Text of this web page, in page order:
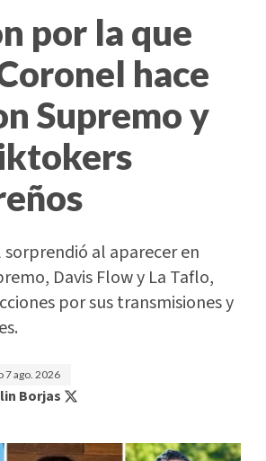
por la que
hace
Supremo y
sorprendió al aparecer en
Davis Flow y La Taflo,
por sus transmisiones y
7 ago. 2026
Borjas